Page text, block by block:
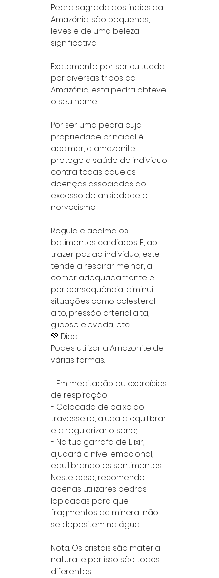
Pedra sagrada dos índios da
Amazónia, são pequenas,
leves e de uma beleza
significativa.
.
Exatamente por ser cultuada
por diversas tribos da
Amazónia, esta pedra obteve
o seu nome.
.
Por ser uma pedra cuja
propriedade principal é
acalmar, a amazonite
protege a saúde do indivíduo
contra todas aquelas
doenças associadas ao
excesso de ansiedade e
nervosismo.
.
Regula e acalma os
batimentos cardíacos. E, ao
trazer paz ao indivíduo, este
tende a respirar melhor, a
comer adequadamente e
por consequência, diminui
situações como colesterol
alto, pressão arterial alta,
glicose elevada, etc.
💚 Dica:
Podes utilizar a Amazonite de
várias formas.
.
- Em meditação ou exercícios
de respiração;
- Colocada de baixo do
travesseiro, ajuda a equilibrar
e a regularizar o sono;
- Na tua garrafa de Elixir,
ajudará a nível emocional,
equilibrando os sentimentos.
Neste caso, recomendo
apenas utilizares pedras
lapidadas para que
fragmentos do mineral não
se depositem na água.
.
Nota: Os cristais são material
natural e por isso são todos
diferentes.